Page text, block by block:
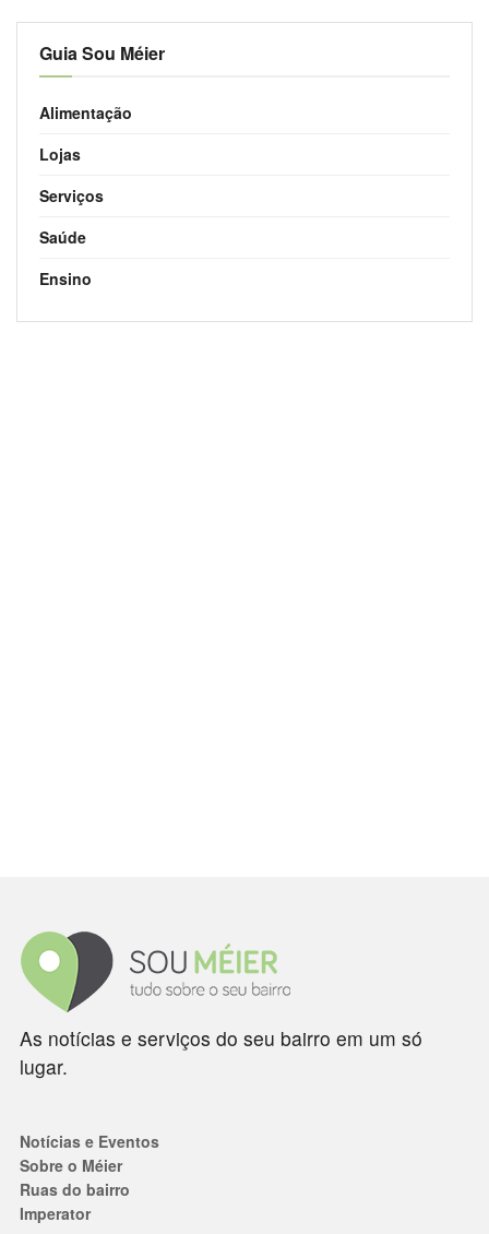
Guia Sou Méier
Alimentação
Lojas
Serviços
Saúde
Ensino
As notícias e serviços do seu bairro em um só
lugar.
Notícias e Eventos
Sobre o Méier
Ruas do bairro
Imperator